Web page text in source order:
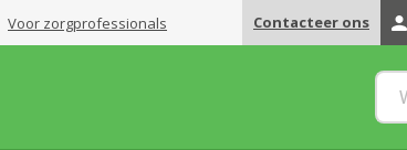
Voor zorgprofessionals Contacteer ons